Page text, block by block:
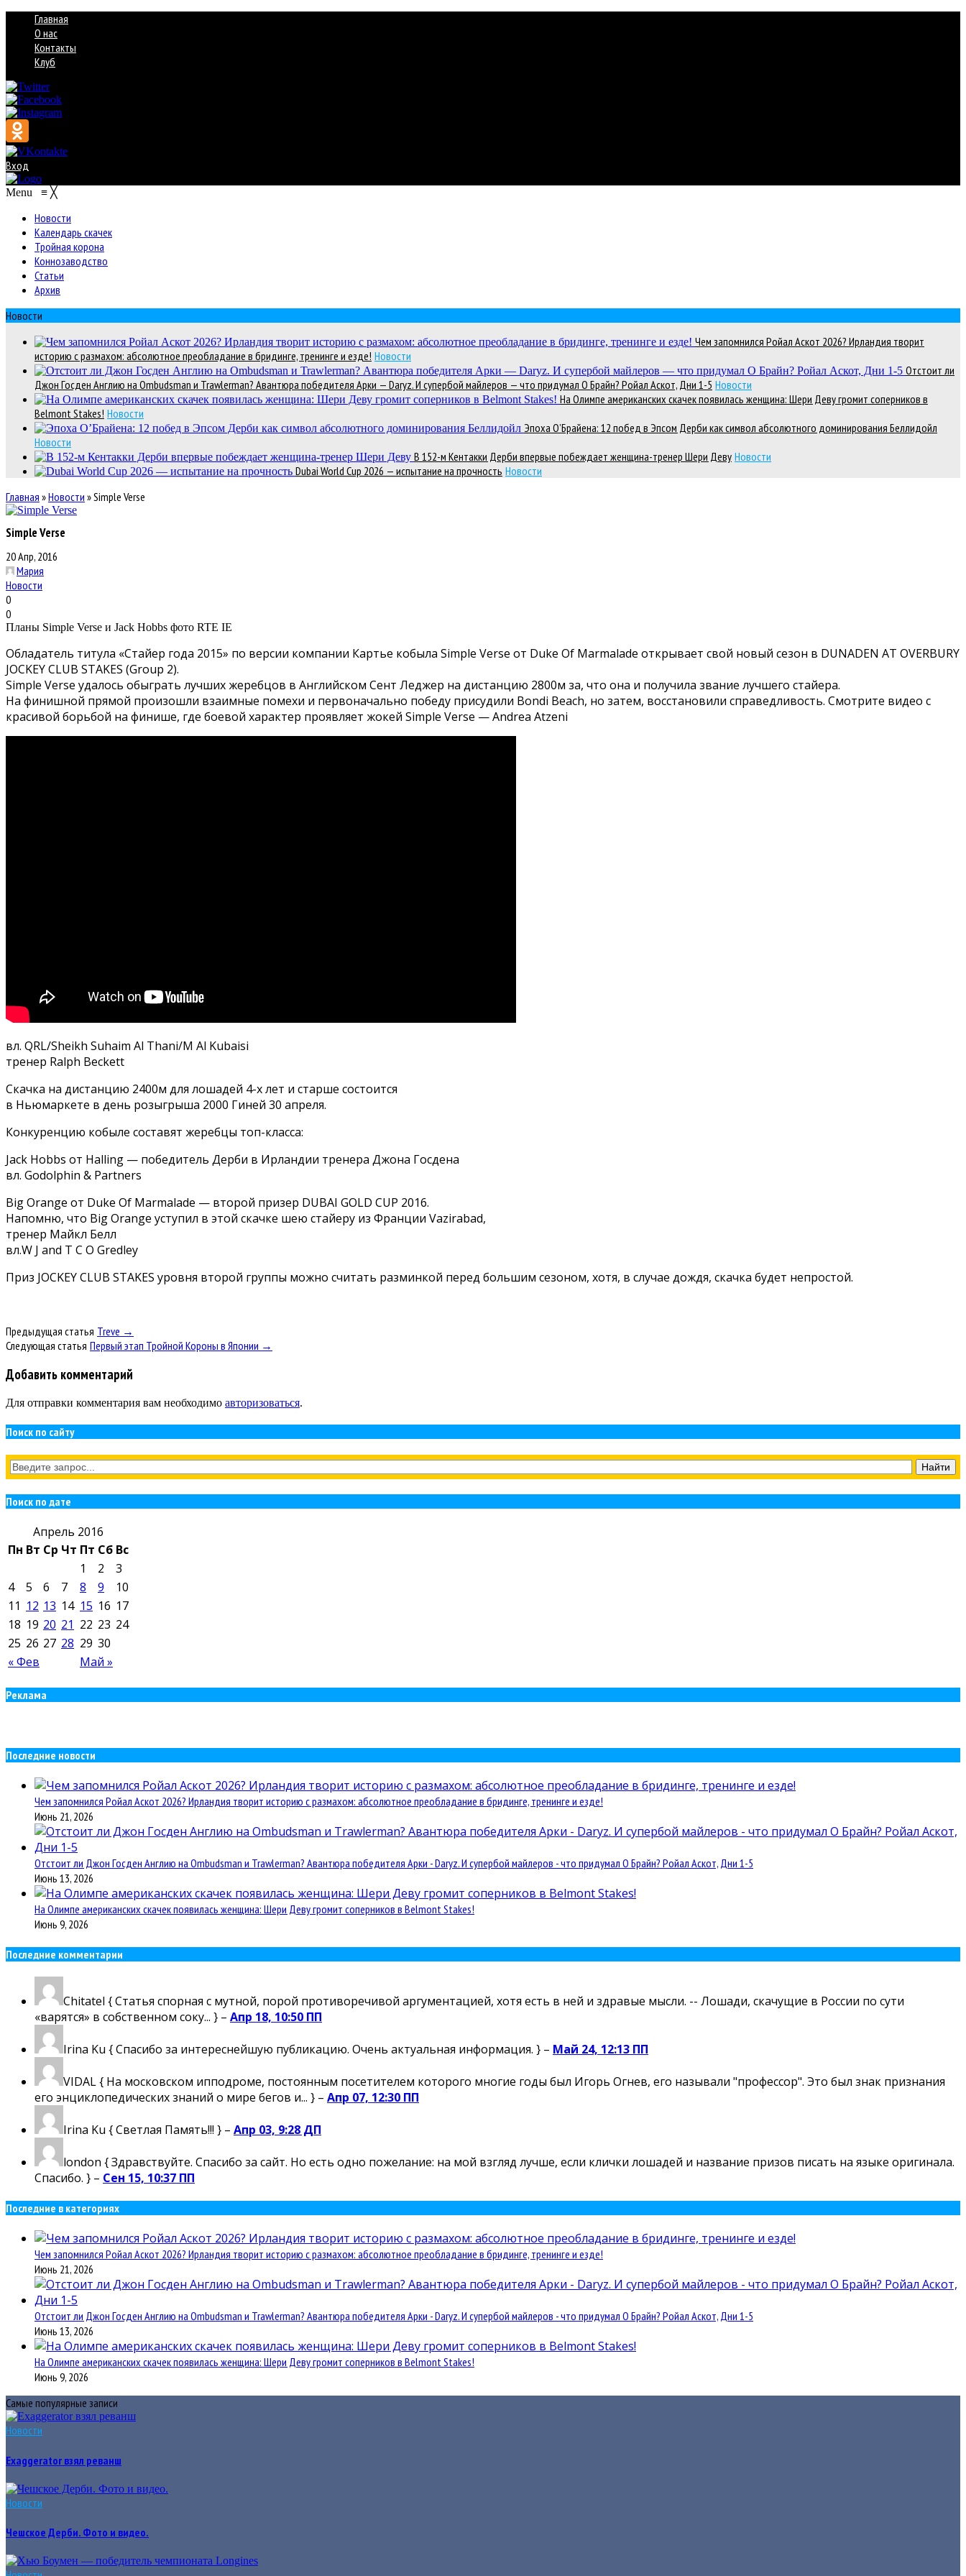
Главная
О нас
Контакты
Клуб
Вход
Menu ≡ ╳
Новости
Календарь скачек
Тройная корона
Коннозаводство
Статьи
Архив
Новости
Чем запомнился Ройал Аскот 2026? Ирландия творит
историю с размахом: абсолютное преобладание в бридинге, тренинге и езде! Новости
Отстоит ли
Джон Госден Англию на Ombudsman и Trawlerman? Авантюра победителя Арки — Daryz. И супербой майлеров — что придумал О Брайн? Ройал Аскот, Дни 1-5 Новости
На Олимпе американских скачек появилась женщина: Шери Деву громит соперников в
Belmont Stakes! Новости
Эпоха О’Брайена: 12 побед в Эпсом Дерби как символ абсолютного доминирования Беллидойл
Новости
В 152-м Кентакки Дерби впервые побеждает женщина-тренер Шери Деву Новости
Dubai World Cup 2026 — испытание на прочность Новости
Главная »Новости »Simple Verse
Simple Verse
20 Апр, 2016
Мария
Новости
0
0
Планы Simple Verse и Jack Hobbs фото RTE IE
Обладатель титула «Стайер года 2015» по версии компании Картье кобыла Simple Verse от Duke Of Marmalade открывает свой новый сезон в DUNADEN AT OVERBURY
JOCKEY CLUB STAKES (Group 2).
Simple Verse удалось обыграть лучших жеребцов в Английском Сент Леджер на дистанцию 2800м за, что она и получила звание лучшего стайера.
На финишной прямой произошли взаимные помехи и первоначально победу присудили Bondi Beach, но затем, восстановили справедливость. Смотрите видео с
красивой борьбой на финише, где боевой характер проявляет жокей Simple Verse — Andrea Atzeni
вл. QRL/Sheikh Suhaim Al Thani/M Al Kubaisi
тренер Ralph Beckett
Скачка на дистанцию 2400м для лошадей 4-х лет и старше состоится
в Ньюмаркете в день розыгрыша 2000 Гиней 30 апреля.
Конкуренцию кобыле составят жеребцы топ-класса:
Jack Hobbs от Halling — победитель Дерби в Ирландии тренера Джона Госдена
вл. Godolphin & Partners
Big Orange от Duke Of Marmalade — второй призер DUBAI GOLD CUP 2016.
Напомню, что Big Orange уступил в этой скачке шею стайеру из Франции Vazirabad,
тренер Майкл Белл
вл.W J and T C O Gredley
Приз JOCKEY CLUB STAKES уровня второй группы можно считать разминкой перед большим сезоном, хотя, в случае дождя, скачка будет непростой.
Предыдущая статья Treve →
Следующая статья Первый этап Тройной Короны в Японии →
Добавить комментарий
Для отправки комментария вам необходимо авторизоваться.
Поиск по сайту
Поиск по дате
Апрель 2016
Пн Вт Ср Чт Пт Сб Вс
« Фев Май »
1 2
3
4
5 6 7 8 9
10
11 12 13 14 15 16 17
18 19 20 21 22 23 24
25 26 27 28 29 30
Реклама
Последние новости
Чем запомнился Ройал Аскот 2026? Ирландия творит историю с размахом: абсолютное преобладание в бридинге, тренинге и езде!
Июнь 21, 2026
Отстоит ли Джон Госден Англию на Ombudsman и Trawlerman? Авантюра победителя Арки - Daryz. И супербой майлеров - что придумал О Брайн? Ройал Аскот, Дни 1-5
Июнь 13, 2026
На Олимпе американских скачек появилась женщина: Шери Деву громит соперников в Belmont Stakes!
Июнь 9, 2026
Последние комментарии
Chitatel { Статья спорная с мутной, порой противоречивой аргументацией, хотя есть в ней и здравые мысли. -- Лошади, скачущие в России по сути
«варятся» в собственном соку... } – Апр 18, 10:50 ПП
Irina Ku { Спасибо за интереснейшую публикацию. Очень актуальная информация. } – Май 24, 12:13 ПП
VIDAL{ На московском ипподроме, постоянным посетителем которого многие годы был Игорь Огнев, его называли "профессор". Это был знак признания
его энциклопедических знаний о мире бегов и... } – Апр 07, 12:30 ПП
Irina Ku { Светлая Память!!! } – Апр 03, 9:28 ДП
london { Здравствуйте. Спасибо за сайт. Но есть одно пожелание: на мой взгляд лучше, если клички лошадей и название призов писать на языке оригинала.
Спасибо. } – Сен 15, 10:37 ПП
Последние в категориях
Чем запомнился Ройал Аскот 2026? Ирландия творит историю с размахом: абсолютное преобладание в бридинге, тренинге и езде!
Июнь 21, 2026
Отстоит ли Джон Госден Англию на Ombudsman и Trawlerman? Авантюра победителя Арки - Daryz. И супербой майлеров - что придумал О Брайн? Ройал Аскот, Дни 1-5
Июнь 13, 2026
На Олимпе американских скачек появилась женщина: Шери Деву громит соперников в Belmont Stakes!
Июнь 9, 2026
Самые популярные записи
Новости
Exaggerator взял реванш
Новости
Чешское Дерби. Фото и видео.